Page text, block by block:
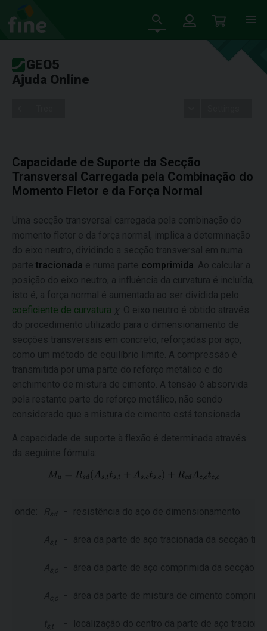
GEO5
Ajuda Online
Capacidade de Suporte da Secção
Transversal Carregada pela Combinação do
Momento Fletor e da Força Normal
Uma secção transversal carregada pela combinação do
momento fletor e da força normal, implica a determinação
do eixo neutro, dividindo a secção transversal em numa
parte tracionada e numa parte comprimida . Ao calcular a
posição do eixo neutro, a influência da curvatura é incluída,
isto é, a força normal é aumentada ao ser dividida pelo
coeficiente de curvatura χ . O eixo neutro é obtido através
do procedimento utilizado para o dimensionamento de
secções transversais em concreto, reforçadas por aço,
como um método de equilíbrio limite. A compressão é
transmitida por uma parte do reforço metálico e do
enchimento de mistura de cimento. A tensão é absorvida
pela restante parte do reforço metálico, não sendo
considerado que a mistura de cimento está tensionada.
A capacidade de suporte à flexão é determinada através
da seguinte fórmula:
onde: Rsd - resistência do aço de dimensionamento
As,t - área da parte de aço tracionada da secção
As,c - área da parte de aço comprimida da secção
A - área da parte de mistura de cimento
ts,t - localização do centro da parte de aço